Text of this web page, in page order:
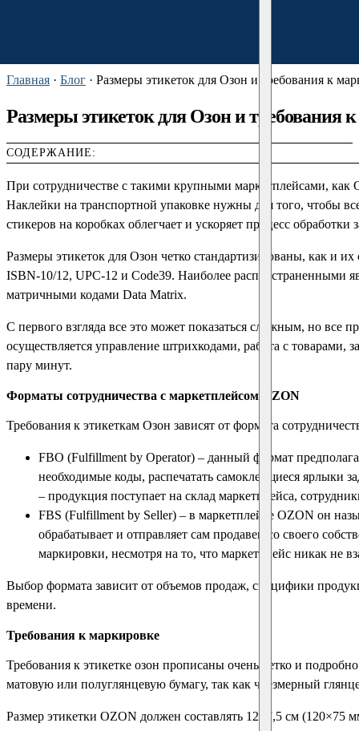
Главная · Блог · Размеры этикеток для Озон и требования к
Размеры этикеток для Озон и требования
При сотрудничестве с такими крупными маркетплейсами, как
Наклейки на транспортной упаковке нужны для того, чтобы
стикеров на коробках облегчает и ускоряет процесс обработки
Размеры этикеток для Озон четко стандартизированы, как и
ISBN-10/12, UPC-12 и Code39. Наиболее
матричными кодами Data Matrix.
С первого взгляда все это может показаться сложным, но все
осуществляется управление штрихкодами, работа с
пару минут.
Форматы сотрудничества с маркетплейсом OZON
Требования к этикеткам Озон зависят от формата
FBO (Fulfillment by Operator) – данный формат
необходимые коды, распечатать самоклеящиеся ярлыки
– продукция поступает на склад маркетплейса,
FBS (Fulfillment by Seller) – в маркетплейсе OZON он
обрабатывает и отправляет сам продавец со своего
маркировки, несмотря на то, что маркетплейс никак не
Выбор формата зависит от объемов продаж, специфики
времени.
Требования к маркировке
Требования к этикетке озон прописаны очень четко и
матовую или полуглянцевую бумагу, так как чрезмерный
Размер этикетки OZON должен составлять 12×7,5 см (120×75
СОДЕРЖАНИЕ: